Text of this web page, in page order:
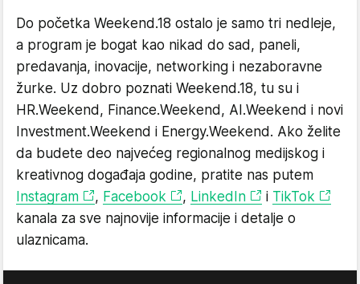
Do početka Weekend.18 ostalo je samo tri nedleje,
a program je bogat kao nikad do sad, paneli,
predavanja, inovacije, networking i nezaboravne
žurke. Uz dobro poznati Weekend.18, tu su i
HR.Weekend, Finance.Weekend, AI.Weekend i novi
Investment.Weekend i Energy.Weekend. Ako želite
da budete deo najvećeg regionalnog medijskog i
kreativnog događaja godine, pratite nas putem
Instagram
, Facebook , LinkedIn i TikTok
kanala za sve najnovije informacije i detalje o
ulaznicama.